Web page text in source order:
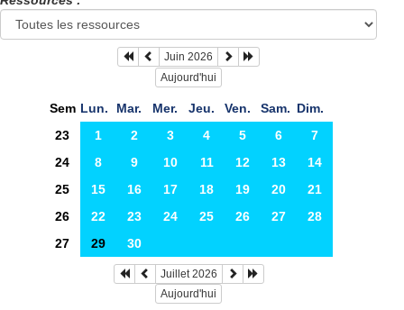
Juin 2026
Aujourd'hui
Sem Lun. Mar. Mer. Jeu. Ven. Sam. Dim.
23
1 2 3 4 5 6
7
24
8 9 10 11 12 13
14
25
15 16 17 18 19 20
21
26
22 23 24 25 26 27
28
27
29 30
Juillet 2026
Aujourd'hui